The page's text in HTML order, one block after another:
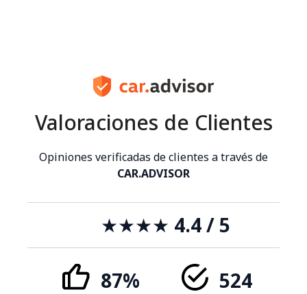
Valoraciones de Clientes
Opiniones verificadas de clientes a través de
CAR.ADVISOR
★★★★ 4.4 / 5
87% 524